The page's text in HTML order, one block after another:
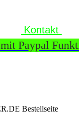
Kontakt
Paypal
Bestellseite